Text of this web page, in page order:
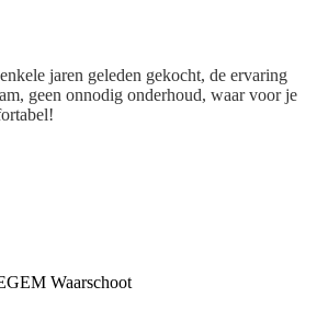
jaren geleden gekocht, de ervaring
geen onnodig onderhoud, waar voor je
Waarschoot